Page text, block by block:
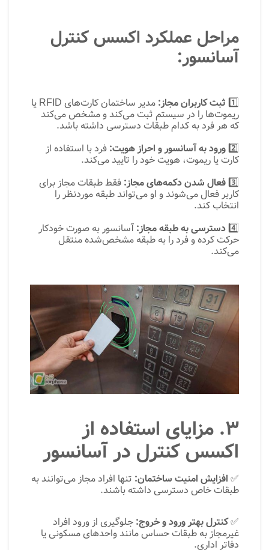
مراحل عملکرد اکسس کنترل
آسانسور:
1️⃣ ثبت کاربران مجاز: مدیر ساختمان کارت‌های RFID یا
ریموت‌ها را در سیستم ثبت می‌کند و مشخص می‌کند
که هر فرد به کدام طبقات دسترسی داشته باشد.
2️⃣ورود به آسانسور و احراز هویت: فرد با استفاده از
کارت یا ریموت، هویت خود را تایید می‌کند.
3️⃣فعال شدن دکمه‌های مجاز: فقط طبقات مجاز برای
کاربر فعال می‌شوند و او می‌تواند طبقه موردنظر را
انتخاب کند.
4️⃣دسترسی به طبقه مجاز: آسانسور به صورت خودکار
حرکت کرده و فرد را به طبقه مشخص‌شده منتقل
می‌کند.
۳. مزایای استفاده از
اکسس کنترل در آسانسور
✅ افزایش امنیت ساختمان: تنها افراد مجاز می‌توانند به
طبقات خاص دسترسی داشته باشند.
✅کنترل بهتر ورود و خروج: جلوگیری از ورود افراد
غیرمجاز به طبقات حساس مانند واحدهای مسکونی یا
دفاتر اداری.